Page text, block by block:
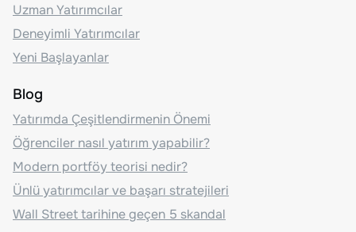
Uzman Yatırımcılar
Deneyimli Yatırımcılar
Yeni Başlayanlar
Blog
Yatırımda Çeşitlendirmenin Önemi
Öğrenciler nasıl yatırım yapabilir?
Modern portföy teorisi nedir?
Ünlü yatırımcılar ve başarı stratejileri
Wall Street tarihine geçen 5 skandal